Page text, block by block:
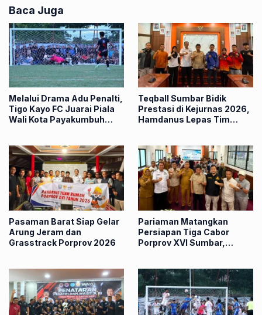
Baca Juga
Melalui Drama Adu Penalti,
Tigo Kayo FC Juarai Piala
Wali Kota Payakumbuh
Teqball Sumbar Bidik
Prestasi di Kejurnas 2026,
Hamdanus Lepas Tim
Pasaman Barat Siap Gelar
Arung Jeram dan
Grasstrack Porprov 2026
Pariaman Matangkan
Persiapan Tiga Cabor
Porprov XVI Sumbar,